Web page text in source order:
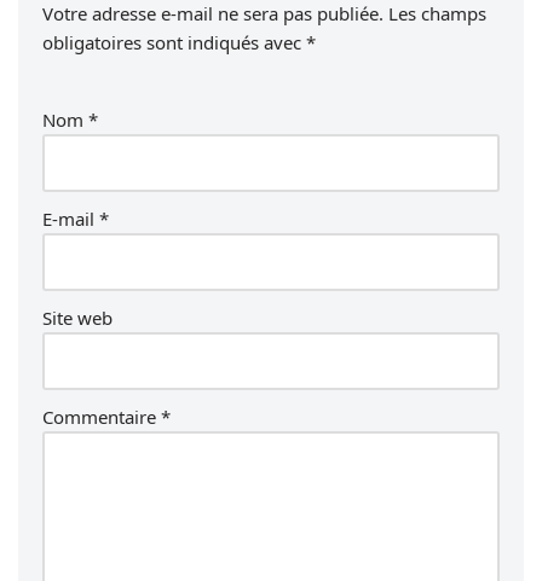
Votre adresse e-mail ne sera pas publiée. Les champs
obligatoires sont indiqués avec *
Nom *
E-mail *
Site web
Commentaire *